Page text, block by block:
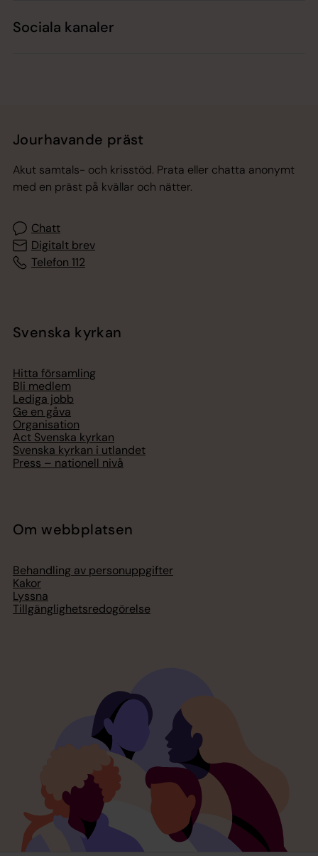
Sociala kanaler
Jourhavande präst
Akut samtals- och krisstöd. Prata eller chatta anonymt
med en präst på kvällar och nätter.
Chatt
Digitalt brev
Telefon 112
Svenska kyrkan
Hitta församling
Bli medlem
Lediga jobb
Ge en gåva
Organisation
Act Svenska kyrkan
Svenska kyrkan i utlandet
Press – nationell nivå
Om webbplatsen
Behandling av personuppgifter
Kakor
Lyssna
Tillgänglighetsredogörelse